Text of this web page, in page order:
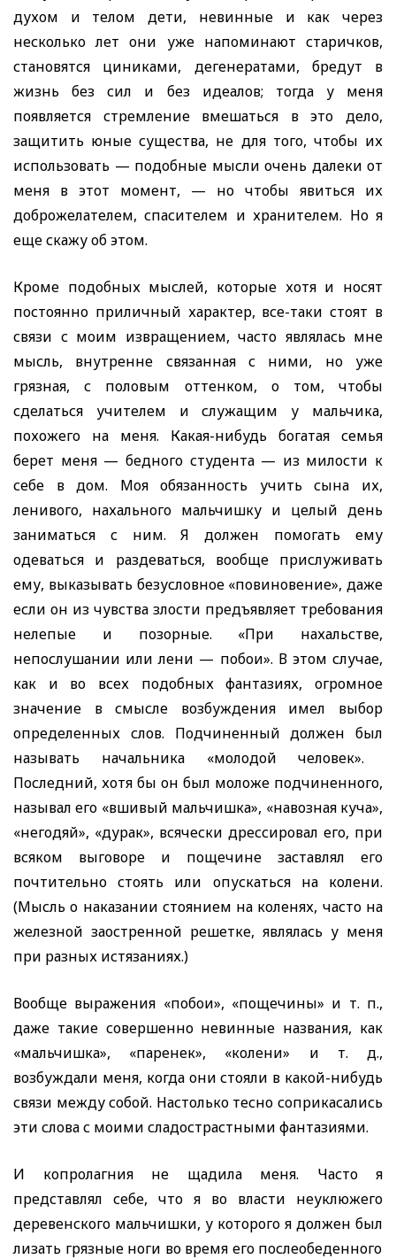
духом и телом дети, невинные и как через
несколько лет они уже напоминают старичков,
становятся циниками, дегенератами, бредут в
жизнь без сил и без идеалов; тогда у меня
появляется стремление вмешаться в это дело,
защитить юные существа, не для того, чтобы их
использовать — подобные мысли очень далеки от
меня в этот момент, — но чтобы явиться их
доброжелателем, спасителем и хранителем. Но я
еще скажу об этом.
Кроме подобных мыслей, которые хотя и носят
постоянно приличный характер, все-таки стоят в
связи с моим извращением, часто являлась мне
мысль, внутренне связанная с ними, но уже
грязная, с половым оттенком, о том, чтобы
сделаться учителем и служащим у мальчика,
похожего на меня. Какая-нибудь богатая семья
берет меня — бедного студента — из милости к
себе в дом. Моя обязанность учить сына их,
ленивого, нахального мальчишку и целый день
заниматься с ним. Я должен помогать ему
одеваться и раздеваться, вообще прислуживать
ему, выказывать безусловное «повиновение», даже
если он из чувства злости предъявляет требования
нелепые и позорные. «При нахальстве,
непослушании или лени — побои». В этом случае,
как и во всех подобных фантазиях, огромное
значение в смысле возбуждения имел выбор
определенных слов. Подчиненный должен был
называть начальника «молодой человек».
Последний, хотя бы он был моложе подчиненного,
называл его «вшивый мальчишка», «навозная куча»,
«негодяй», «дурак», всячески дрессировал его, при
всяком выговоре и пощечине заставлял его
почтительно стоять или опускаться на колени.
(Мысль о наказании стоянием на коленях, часто на
железной заостренной решетке, являлась у меня
при разных истязаниях.)
Вообще выражения «побои», «пощечины» и т. п.,
даже такие совершенно невинные названия, как
«мальчишка», «паренек», «колени» и т. д.,
возбуждали меня, когда они стояли в какой-нибудь
связи между собой. Настолько тесно соприкасались
эти слова с моими сладострастными фантазиями.
И копролагния не щадила меня. Часто я
представлял себе, что я во власти неуклюжего
деревенского мальчишки, у которого я должен был
лизать грязные ноги во время его послеобеденного